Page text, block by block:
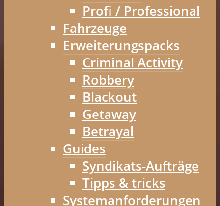
Profi / Professional
Fahrzeuge
Erweiterungspacks
Criminal Activity
Robbery
Blackout
Getaway
Betrayal
Guides
Syndikats-Aufträge
Tipps & tricks
Systemanforderungen